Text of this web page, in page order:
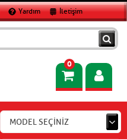
Yardım İletişim
0
MODEL SEÇİNİZ